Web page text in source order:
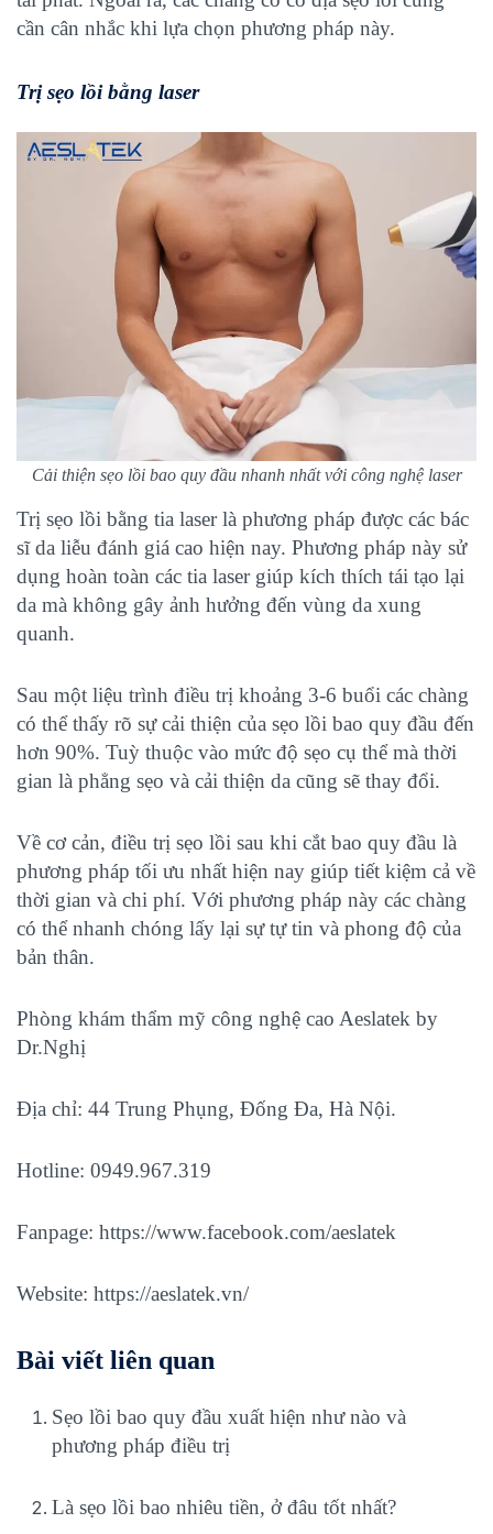
cần cân nhắc khi lựa chọn phương pháp này.
Trị sẹo lồi bằng laser
Cải thiện sẹo lồi bao quy đầu nhanh nhất với công nghệ laser
Trị sẹo lồi bằng tia laserlà phương pháp được các bác
sĩ da liễu đánh giá cao hiện nay. Phương pháp này sử
dụng hoàn toàn các tia laser giúp kích thích tái tạo lại
da mà không gây ảnh hưởng đến vùng da xung
quanh.
Sau một liệu trình điều trị khoảng 3-6 buổi các chàng
có thể thấy rõ sự cải thiện của sẹo lồi bao quy đầu đến
hơn 90%. Tuỳ thuộc vào mức độ sẹo cụ thể mà thời
gian là phẳng sẹo và cải thiện da cũng sẽ thay đổi.
Về cơ cản, điều trị sẹo lồi sau khi cắt bao quy đầu là
phương pháp tối ưu nhất hiện nay giúp tiết kiệm cả về
thời gian và chi phí. Với phương pháp này các chàng
có thể nhanh chóng lấy lại sự tự tin và phong độ của
bản thân.
Phòng khám thẩm mỹ công nghệ cao Aeslatek by
Dr.Nghị
Địa chỉ: 44 Trung Phụng, Đống Đa, Hà Nội.
Hotline: 0949.967.319
Fanpage: https://www.facebook.com/aeslatek
Website: https://aeslatek.vn/
Bài viết liên quan
Sẹo lồi bao quy đầu xuất hiện như nào và
phương pháp điều trị
Là sẹo lồi bao nhiêu tiền, ở đâu tốt nhất?